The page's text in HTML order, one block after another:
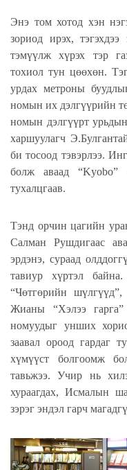
Энэ том хотод хэн
зориод ирэх,
тэмүүлж хүрэх тэр
тохиол тун цөөхөн.
урдах метроны
номын их дэлгүүрийн
номын дэлгүүрт
харшуулагч
би тосоод тэвэрлээ.
болж аваад “Kyobo”
тухалцгаав.
Тэнд орчин цагийн
Салман Рушдигаас
эрдэнэ, сураад
тавиур хүртэл
“Чөтгөрийн
Жианы “Хэлээ
номуудыг унших
заавал ороод гардаг
хүмүүст болгоомж
тавьжээ. Учир нь
хураагдах, Исмалын
зэрэг эндэл гарч